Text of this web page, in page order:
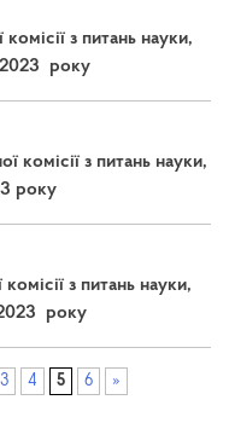
з питань науки,
2023 року
комісії з питань науки,
року
з питань науки,
2023 року
3 4 5 6 »